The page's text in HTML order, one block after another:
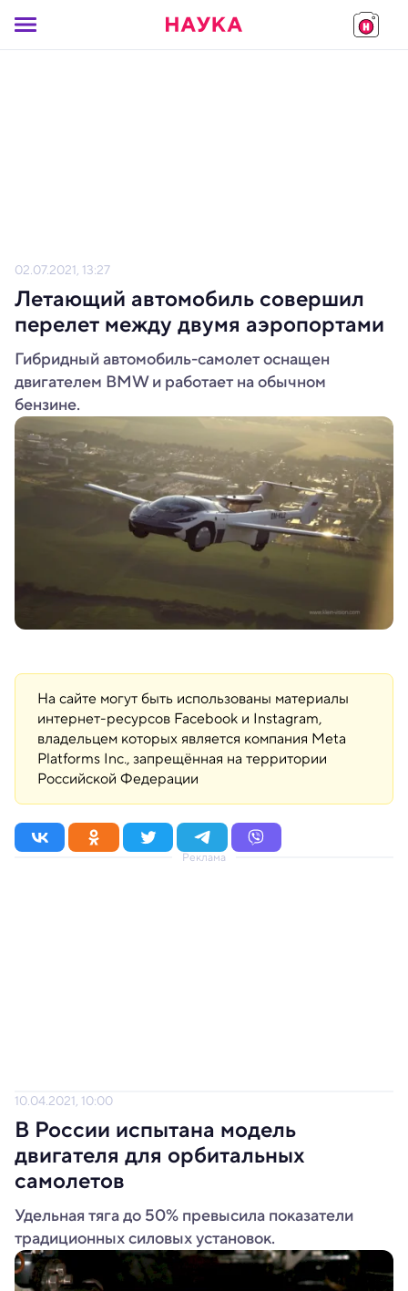
02.07.2021, 13:27
Летающий автомобиль совершил
перелет между двумя аэропортами
Гибридный автомобиль-самолет оснащен
двигателем BMW и работает на обычном
бензине.
На сайте могут быть использованы материалы
интернет-ресурсов Facebook и Instagram,
владельцем которых является компания Meta
Platforms Inc., запрещённая на территории
Российской Федерации
Реклама
10.04.2021, 10:00
В России испытана модель
двигателя для орбитальных
самолетов
Удельная тяга до 50% превысила показатели
традиционных силовых установок.